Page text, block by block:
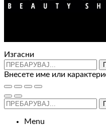
Изгасни
Внесете име или
Menu